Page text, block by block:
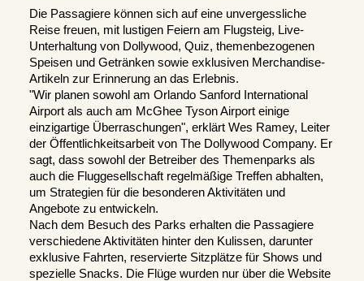
Die Passagiere können sich auf eine unvergessliche
Reise freuen, mit lustigen Feiern am Flugsteig, Live-
Unterhaltung von Dollywood, Quiz, themenbezogenen
Speisen und Getränken sowie exklusiven Merchandise-
Artikeln zur Erinnerung an das Erlebnis.
"Wir planen sowohl am Orlando Sanford International
Airport als auch am McGhee Tyson Airport einige
einzigartige Überraschungen", erklärt Wes Ramey, Leiter
der Öffentlichkeitsarbeit von The Dollywood Company. Er
sagt, dass sowohl der Betreiber des Themenparks als
auch die Fluggesellschaft regelmäßige Treffen abhalten,
um Strategien für die besonderen Aktivitäten und
Angebote zu entwickeln.
Nach dem Besuch des Parks erhalten die Passagiere
verschiedene Aktivitäten hinter den Kulissen, darunter
exklusive Fahrten, reservierte Sitzplätze für Shows und
spezielle Snacks. Die Flüge wurden nur über die Website